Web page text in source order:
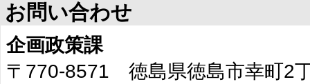
お問い合わせ
企画政策課
〒770-8571 徳島県徳島市幸町2